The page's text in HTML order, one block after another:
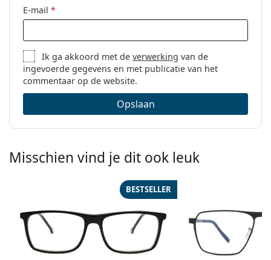
E-mail *
Ik ga akkoord met deverwerking van de
ingevoerde gegevens en met publicatie van het
commentaar op de website.
Opslaan
Misschien vind je dit ook leuk
BESTSELLER